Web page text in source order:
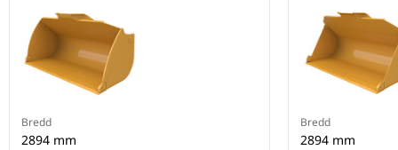
Bredd
2894 mm
Bredd
2894 mm